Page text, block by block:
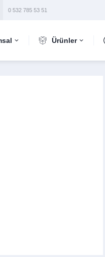
0 532 785 53 51
Ürünler